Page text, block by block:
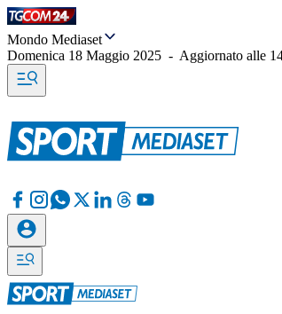
Mondo Mediaset
Domenica 18 Maggio 2025 - Aggiornato alle